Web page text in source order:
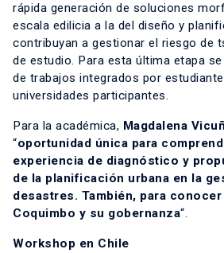
rápida generación de soluciones
escala edilicia a la del diseño y
contribuyan a gestionar el riesgo de
de estudio. Para esta última etapa
de trabajos integrados por
universidades participantes.
Para la académica, Magdalena
“oportunidad única para
experiencia de diagnóstico y
de la planificación urbana en la
desastres. También, para
Coquimbo y su gobernanza“.
Workshop en Chile